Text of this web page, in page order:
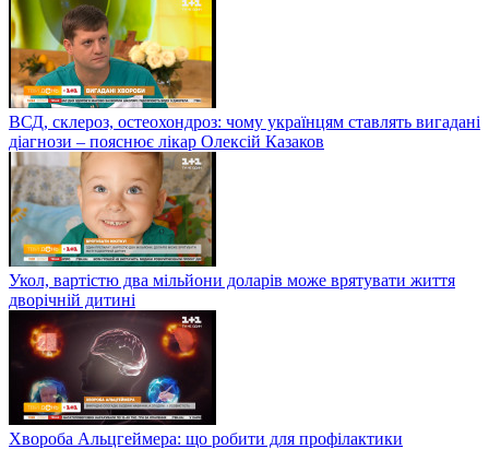
ВСД, склероз, остеохондроз: чому українцям ставлять вигадані
діагнози – пояснює лікар Олексій Казаков
Укол, вартістю два мільйони доларів може врятувати життя
дворічній дитині
Хвороба Альцгеймера: що робити для профілактики